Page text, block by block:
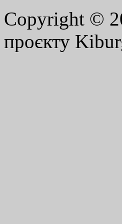
Copyright ©
проєкту